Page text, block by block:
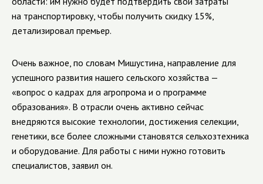
на транспортировку, чтобы получить скидку 15%,
детализировал премьер.
Очень важное, по словам Мишустина, направление для
успешного развития нашего сельского хозяйства —
«вопрос о кадрах для агропрома и о программе
образования». В отрасли очень активно сейчас
внедряются высокие технологии, достижения селекции,
генетики, все более сложными становятся сельхозтехника
и оборудование. Для работы с ними нужно готовить
специалистов, заявил он.